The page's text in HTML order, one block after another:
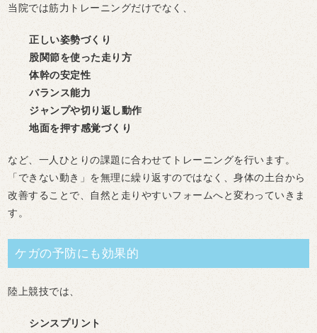
当院では筋力トレーニングだけでなく、
正しい姿勢づくり
股関節を使った走り方
体幹の安定性
バランス能力
ジャンプや切り返し動作
地面を押す感覚づくり
など、一人ひとりの課題に合わせてトレーニングを行います。
「できない動き」を無理に繰り返すのではなく、身体の土台から
改善することで、自然と走りやすいフォームへと変わっていきま
す。
ケガの予防にも効果的
陸上競技では、
シンスプリント